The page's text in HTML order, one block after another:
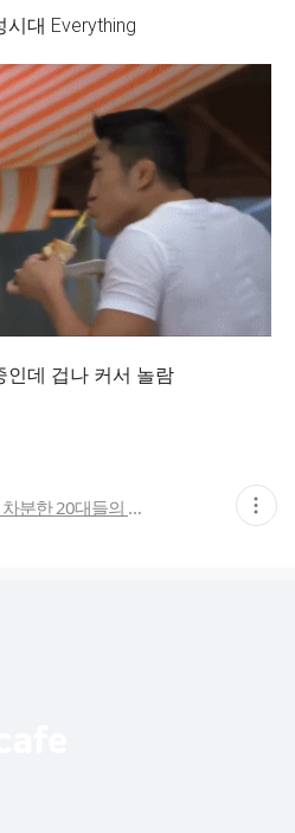
시대 Everything
인데 겁나 커서 놀람
＊여성시대＊ 차분한 20대들의 알흠다운 공간 현
재